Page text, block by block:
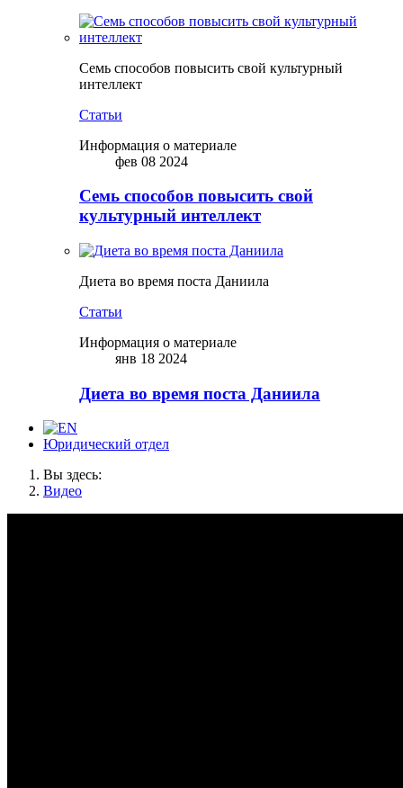
Семь способов повысить свой культурный
интеллект
Статьи
Информация о материале
фев 08 2024
Семь способов повысить свой
культурный интеллект
Диета во время поста Даниила
Статьи
Информация о материале
янв 18 2024
Диета во время поста Даниила
Юридический отдел
Вы здесь:
Видео